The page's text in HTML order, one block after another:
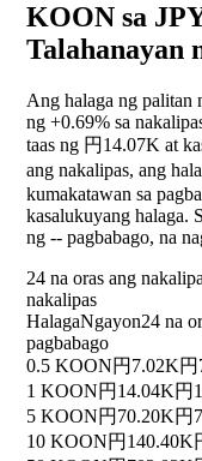
KOON sa
Talahanayan
Ang halaga ng palitan
ng +0.69% sa
taas ng 円14.07K at
ang nakalipas, ang
kumakatawan sa
kasalukuyang halaga.
ng -- pagbabago, na
24 na oras ang
nakalipas
HalagaNgayon24 na
pagbabago
0.5 KOON円7.02K
1 KOON円14.04K円
5 KOON円70.20K円
10 KOON円140.40K